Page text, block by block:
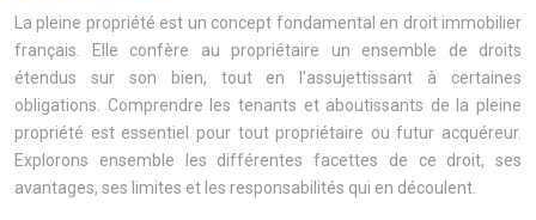
La pleine propriété est un concept fondamental en droit immobilier
français. Elle confère au propriétaire un ensemble de droits
étendus sur son bien, tout en l’assujettissant à certaines
obligations. Comprendre les tenants et aboutissants de la pleine
propriété est essentiel pour tout propriétaire ou futur acquéreur.
Explorons ensemble les différentes facettes de ce droit, ses
avantages, ses limites et les responsabilités qui en découlent.